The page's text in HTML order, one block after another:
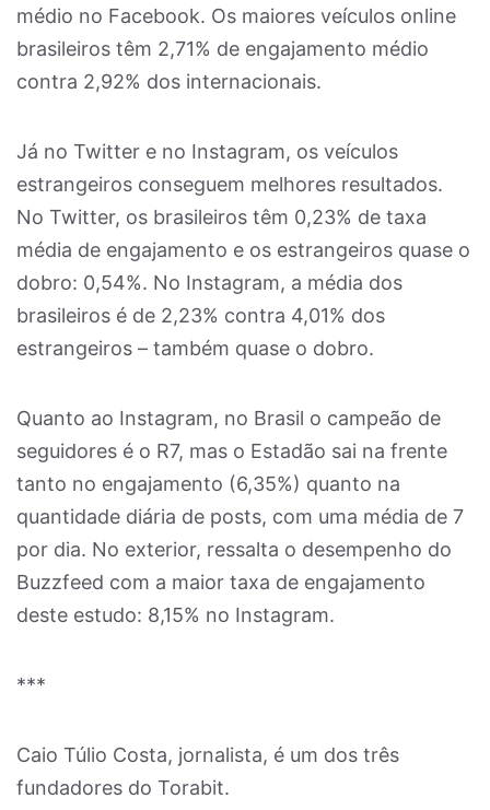
médio no Facebook. Os maiores veículos online
brasileiros têm 2,71% de engajamento médio
contra 2,92% dos internacionais.
Já no Twitter e no Instagram, os veículos
estrangeiros conseguem melhores resultados.
No Twitter, os brasileiros têm 0,23% de taxa
média de engajamento e os estrangeiros quase o
dobro: 0,54%. No Instagram, a média dos
brasileiros é de 2,23% contra 4,01% dos
estrangeiros – também quase o dobro.
Quanto ao Instagram, no Brasil o campeão de
seguidores é o R7, mas o Estadão sai na frente
tanto no engajamento (6,35%) quanto na
quantidade diária de posts, com uma média de 7
por dia. No exterior, ressalta o desempenho do
Buzzfeed com a maior taxa de engajamento
deste estudo: 8,15% no Instagram.
***
Caio Túlio Costa, jornalista, é um dos três
fundadores do Torabit.